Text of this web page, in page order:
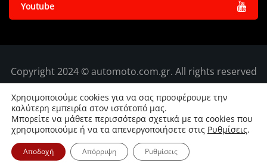
Youtube
Copyright 2024 © automoto.com.gr. All rights reserved
Χρησιμοποιούμε cookies για να σας προσφέρουμε την
καλύτερη εμπειρία στον ιστότοπό μας.
Μπορείτε να μάθετε περισσότερα σχετικά με τα cookies που
χρησιμοποιούμε ή να τα απενεργοποιήσετε στις Ρυθμίσεις.
Αποδοχή Απόρριψη Ρυθμίσεις